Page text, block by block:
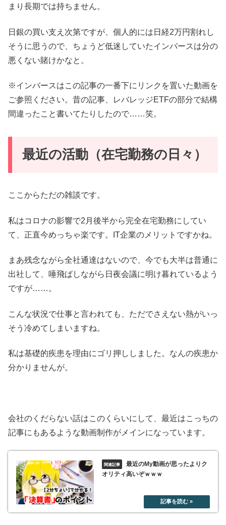
まり長期では持ちません。
日銀の買い支え次第ですが、個人的には日経2万円割れし
そうに思うので、ちょうど低迷していたインバースは分の
悪くない賭けかなと。
※インバースはこの記事の一番下にリンクを置いた動画を
ご参照ください。昔の記事、レバレッジETFの部分で結構
間違ったこと書いてたりしたので……笑。
最近の活動（在宅勤務の日々）
ここからただの雑談です。
私はコロナの影響で2月後半から完全在宅勤務にしてい
て、正直今めっちゃ楽です。IT企業のメリットですかね。
まあ残念ながら全社通達はないので、今でも大半は普通に
出社して、唾飛ばしながら日夜会議に明け暮れているよう
ですが……。
こんな状況で仕事と言われても、ただでさえない熱がいっ
そう冷めてしまいますね。
私は基礎的疾患を理由にゴリ押ししました。なんの疾患か
分かりませんが。
会社のくだらない話はこのくらいにして、最近はこっちの
記事にもあるような動画制作がメインになっています。
最近のMy動画が思ったよりク
オリティ高いぞｗｗｗ